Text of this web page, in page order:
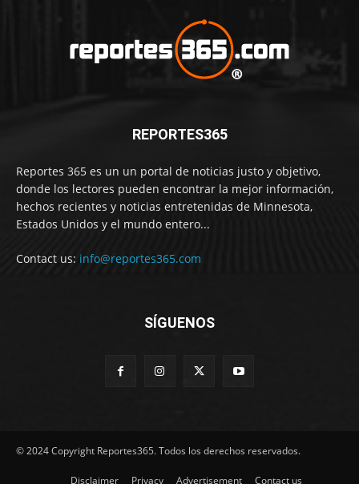
REPORTES365
Reportes 365 es un un portal de noticias justo y objetivo,
donde los lectores pueden encontrar la mejor información,
hechos recientes y noticias entretenidas de Minnesota,
Estados Unidos y el mundo entero...
Contact us: info@reportes365.com
SÍGUENOS
© 2024 Copyright Reportes365. Todos los derechos reservados.
Disclaimer Privacy Advertisement Contact us